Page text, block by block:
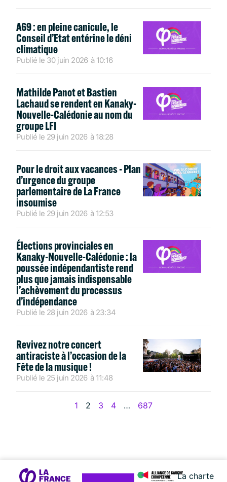
A69 : en pleine canicule, le
Conseil d’Etat entérine le déni
climatique
Publié le 30 juin 2026 à 10:16
Mathilde Panot et Bastien
Lachaud se rendent en Kanaky-
Nouvelle-Calédonie au nom du
groupe LFI
Publié le 29 juin 2026 à 18:28
Pour le droit aux vacances - Plan
d’urgence du groupe
parlementaire de La France
insoumise
Publié le 29 juin 2026 à 12:53
Élections provinciales en
Kanaky-Nouvelle-Calédonie : la
poussée indépendantiste rend
plus que jamais indispensable
l’achèvement du processus
d’indépendance
Publié le 28 juin 2026 à 23:34
Revivez notre concert
antiraciste à l’occasion de la
Fête de la musique !
Publié le 25 juin 2026 à 11:48
1 2 3 4 … 687
La charte